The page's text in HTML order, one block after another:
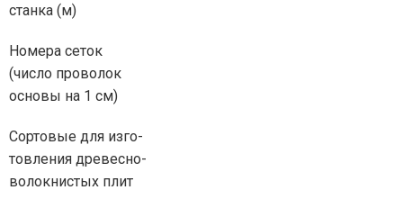
станка (м)
Номера сеток
(число проволок
основы на 1 см)
Сортовые для изго-
товления древесно-
волокнистых плит